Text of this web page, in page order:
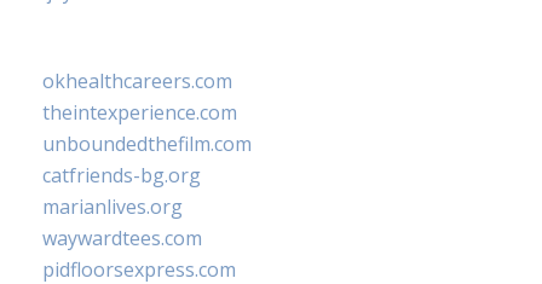
okhealthcareers.com
theintexperience.com
unboundedthefilm.com
catfriends-bg.org
marianlives.org
waywardtees.com
pidfloorsexpress.com